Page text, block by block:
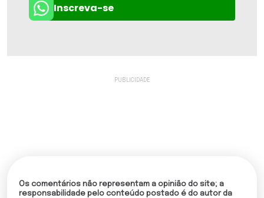
Inscreva-se
Os comentários não representam a opinião do site; a
responsabilidade pelo conteúdo postado é do autor da